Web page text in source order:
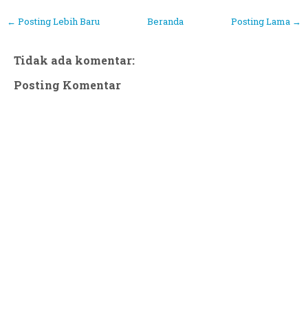
← Posting Lebih Baru Posting Lama →
Beranda
Tidak ada komentar:
Posting Komentar